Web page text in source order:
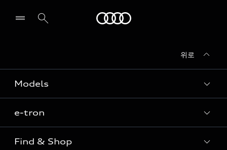
위로
Models
Sedan
SUV
e-tron
e-tron
Find & Shop